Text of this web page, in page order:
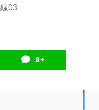
03
8+